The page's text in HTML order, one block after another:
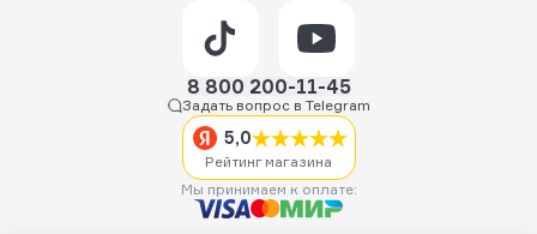
8 800 200-11-45
Задать вопрос в Telegram
5,0
Рейтинг магазина
Мы принимаем к оплате: